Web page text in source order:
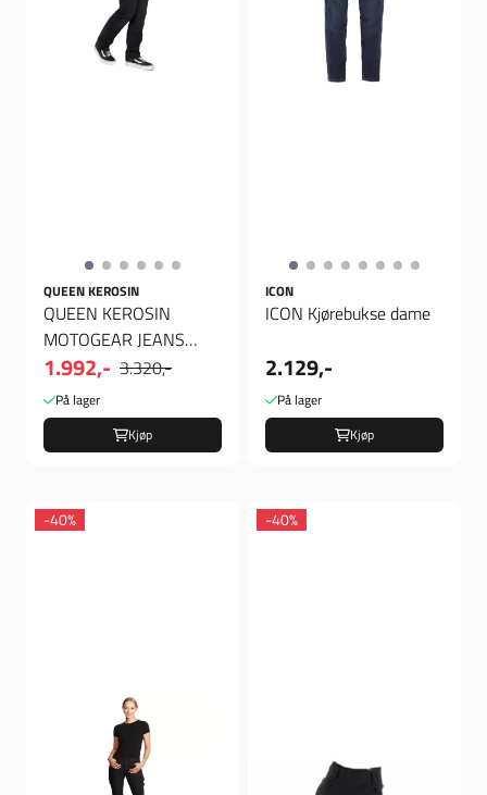
QUEEN KEROSIN
QUEEN KEROSIN
MOTOGEAR JEANS
BLACK
1.992,- 3.320,-
På lager
Kjøp
ICON
ICON Kjørebukse dame
2.129,-
På lager
Kjøp
-40% -40%